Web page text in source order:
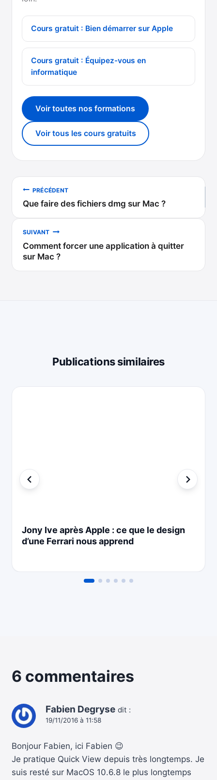
Cours gratuit : Bien démarrer sur Apple
Cours gratuit : Équipez-vous en
informatique
Voir toutes nos formations
Voir tous les cours gratuits
Navigation
de
l’article
PRÉCÉDENT
Que faire des fichiers dmg sur Mac ?
SUIVANT
Comment forcer une application à quitter
sur Mac ?
Publications similaires
Jony Ive après Apple : ce que le design
d’une Ferrari nous apprend
6 commentaires
Fabien Degryse dit :
19/11/2016 à 11:58
Bonjour Fabien, ici Fabien 😉
Je pratique Quick View depuis très longtemps. Je
suis resté sur MacOS 10.6.8 le plus longtemps